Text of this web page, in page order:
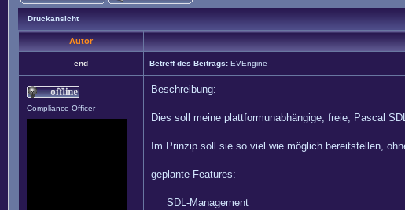
Druckansicht
Autor
end Betreff des Beitrags: EVEngine
Compliance Officer
Beschreibung:
Dies soll meine plattformunabhängige, freie, Pascal
Im Prinzip soll sie so viel wie möglich bereitstellen,
geplante Features:
SDL-Management